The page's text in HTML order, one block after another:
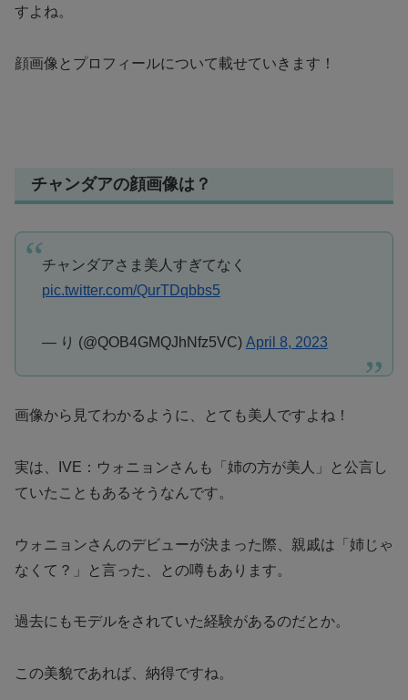
すよね。
顔画像とプロフィールについて載せていきます！
チャンダアの顔画像は？
チャンダアさま美人すぎてなく
pic.twitter.com/QurTDqbbs5
— り (@QOB4GMQJhNfz5VC) April 8, 2023
画像から見てわかるように、とても美人ですよね！
実は、IVE：ウォニョンさんも「姉の方が美人」と公言し
ていたこともあるそうなんです。
ウォニョンさんのデビューが決まった際、親戚は「姉じゃ
なくて？」と言った、との噂もあります。
過去にもモデルをされていた経験があるのだとか。
この美貌であれば、納得ですね。